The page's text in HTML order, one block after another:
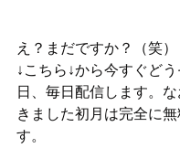
え？まだですか？（笑）
↓こちら↓から今すぐど
日、毎日配信します。
きました初月は完全に
す。